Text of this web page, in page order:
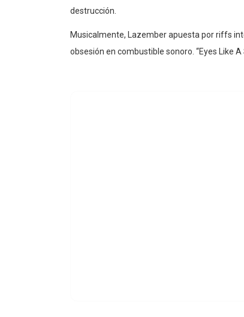
destrucción.
Musicalmente, Lazember apuesta por riffs
obsesión en combustible sonoro. “Eyes Like